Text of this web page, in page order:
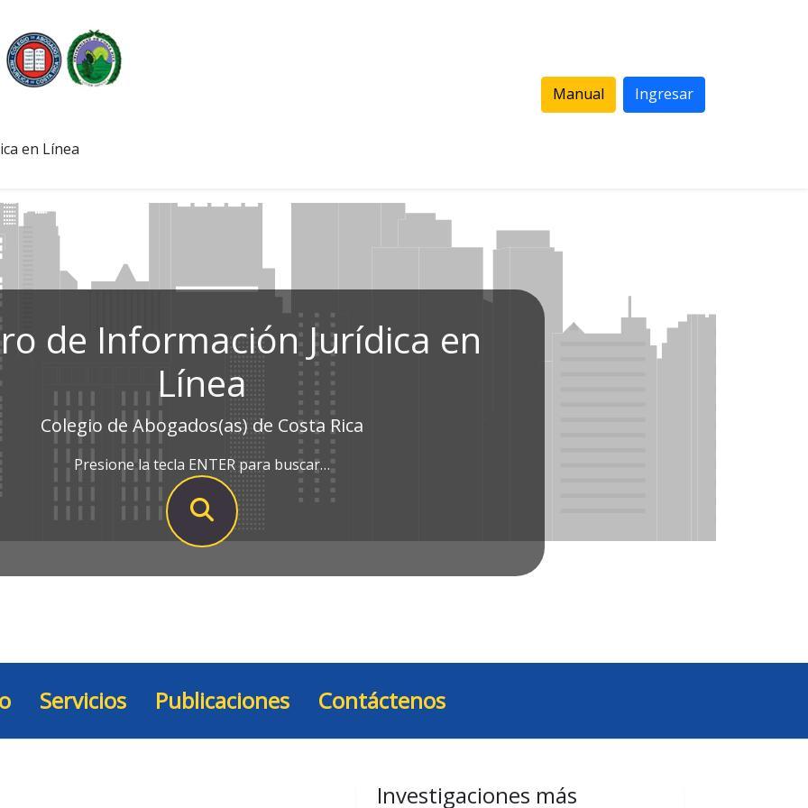
en Línea
Manual Ingresar
de Información Jurídica en
Línea
Colegio de Abogados(as) de Costa Rica
Presione la tecla ENTER para buscar…
Servicios Publicaciones Contáctenos
Investigaciones más